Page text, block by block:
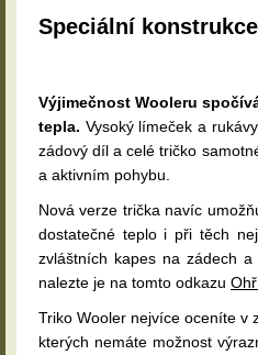
Speciální
Výjimečnost Wooleru
tepla. Vysoký límeček a
zádový díl a celé tričko
a aktivním pohybu.
Nová verze trička navíc
dostatečné teplo i při těch
zvláštních kapes na zádech
nalezte je na tomto odkazu
Triko Wooler nejvíce oceníte v
kterých nemáte možnost